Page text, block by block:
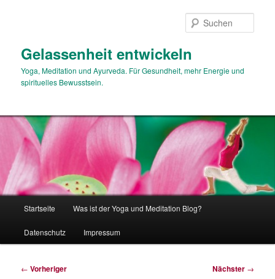
Gelassenheit entwickeln
Yoga, Meditation und Ayurveda. Für Gesundheit, mehr Energie und
spirituelles Bewusstsein.
Startseite Was ist der Yoga und Meditation Blog?
Datenschutz Impressum
Beitragsnavigation
← Vorheriger Nächster →